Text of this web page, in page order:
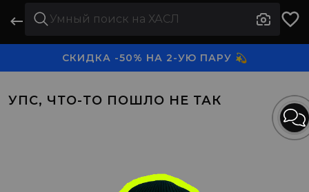
СКИДКА -50% НА 2-УЮ ПАРУ 💫
УПС, ЧТО-ТО ПОШЛО НЕ ТАК